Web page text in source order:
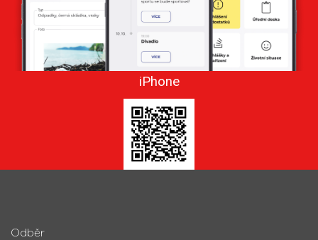
iPhone
Odběr